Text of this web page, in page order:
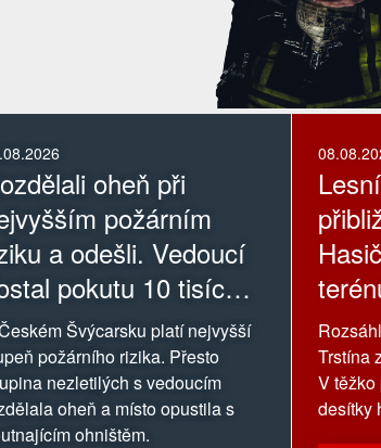
oheň při
požárním
a odešli. Vedoucí
pokutu 10 tisíc
Švýcarsku platí nejvyšší
požárního rizika. Přesto
nezletilých s vedoucím
oheň a místo opustila s
ohništěm.
Hawk
Trstína
V
desítky